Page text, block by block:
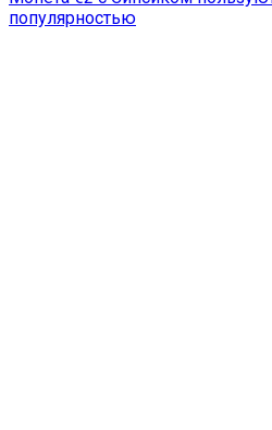
популярностью